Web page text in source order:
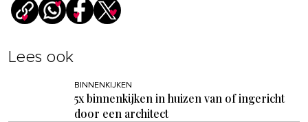
Lees ook
BINNENKIJKEN
5x binnenkijken in huizen van of ingericht
door een architect